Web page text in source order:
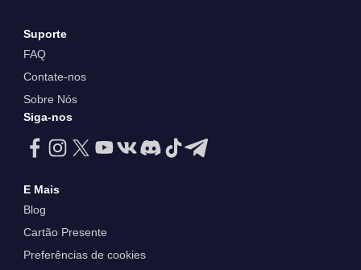
Suporte
FAQ
Contate-nos
Sobre Nós
Siga-nos
E Mais
Blog
Cartão Presente
Preferências de cookies